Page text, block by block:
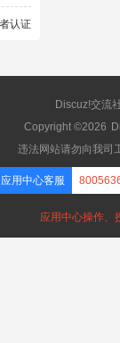
Discuz!交流
Copyright ©2026
违法网站请勿向我司
应用中心客服
应用中心操作、